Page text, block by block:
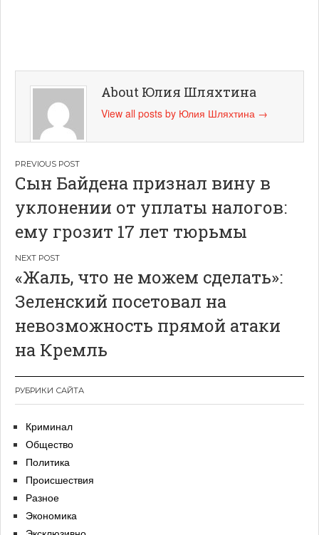
About Юлия Шляхтина
View all posts by Юлия Шляхтина →
Навигация
по
записям
Сын Байдена признал вину в
уклонении от уплаты налогов:
ему грозит 17 лет тюрьмы
«Жаль, что не можем сделать»:
Зеленский посетовал на
невозможность прямой атаки
на Кремль
РУБРИКИ САЙТА
Криминал
Общество
Политика
Происшествия
Разное
Экономика